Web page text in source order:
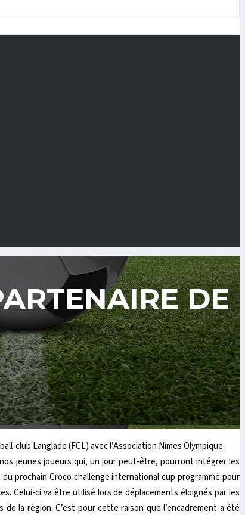
DE
club Langlade (FCL) avec l’Association Nîmes Olympique.
jeunes joueurs qui, un jour peut-être, pourront intégrer les
prochain Croco challenge international cup programmé pour
Celui-ci va être utilisé lors de déplacements éloignés par les
la région. C’est pour cette raison que l’encadrement a été